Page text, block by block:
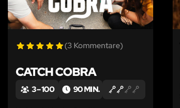
(3 Kommentare)
CATCH COBRA
3 – 100 90 MIN.